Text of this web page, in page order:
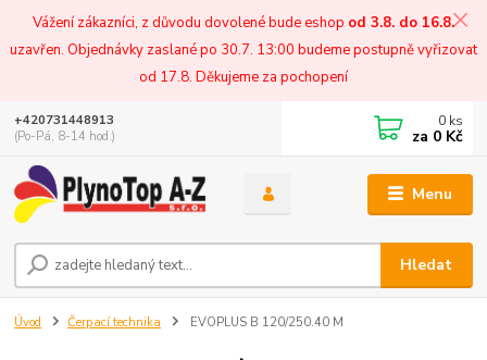
Vážení zákazníci, z důvodu dovolené bude eshop od 3.8. do 16.8.
uzavřen. Objednávky zaslané po 30.7. 13:00 budeme postupně vyřizovat
od 17.8. Děkujeme za pochopení
Menu
Hledat
+420731448913
(Po-Pá, 8-14 hod.)
0 ks
za 0 Kč
Úvod Čerpací technika EVOPLUS B 120/250.40 M